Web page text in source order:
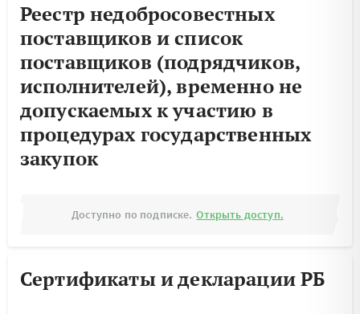
Реестр недобросовестных
поставщиков и список
поставщиков (подрядчиков,
исполнителей), временно не
допускаемых к участию в
процедурах государственных
закупок
Доступно по подписке. Открыть доступ.
Сертификаты и декларации РБ